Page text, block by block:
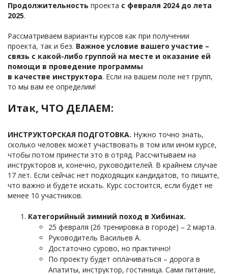
Продолжительность проекта с февраля 2024 до лета
2025.
Рассматриваем варианты курсов как при получении
проекта, так и без. Важное условие вашего участие –
связь с какой-либо группой на месте и оказание ей
помощи в проведение программы
в качестве инструктора. Если на вашем поле нет групп,
то мы вам ее определим!
Итак, ЧТО ДЕЛАЕМ:
ИНСТРУКТОРСКАЯ ПОДГОТОВКА. Нужно точно знать,
сколько человек может участвовать в том или ином курсе,
чтобы потом принести это в отряд. Рассчитываем на
инструкторов и, конечно, руководителей. В крайнем случае
17 лет. Если сейчас нет подходящих кандидатов, то пишите,
что важно и будете искать. Курс состоится, если будет не
менее 10 участников.
Категорийный зимний поход в Хибинах.
25 февраля (26 тренировка в городе) – 2 марта.
Руководитель Васильев А.
Достаточно сурово, но практично!
По проекту будет оплачиваться – дорога в
Апатиты, инструктор, гостиница. Сами питание,